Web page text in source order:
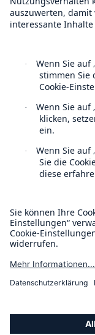
Datenschutz
Rechtliche Hinweise
Sitemap
Impressum
Munich Re
Aon Benfield
Ölbohrungen
Munich Re